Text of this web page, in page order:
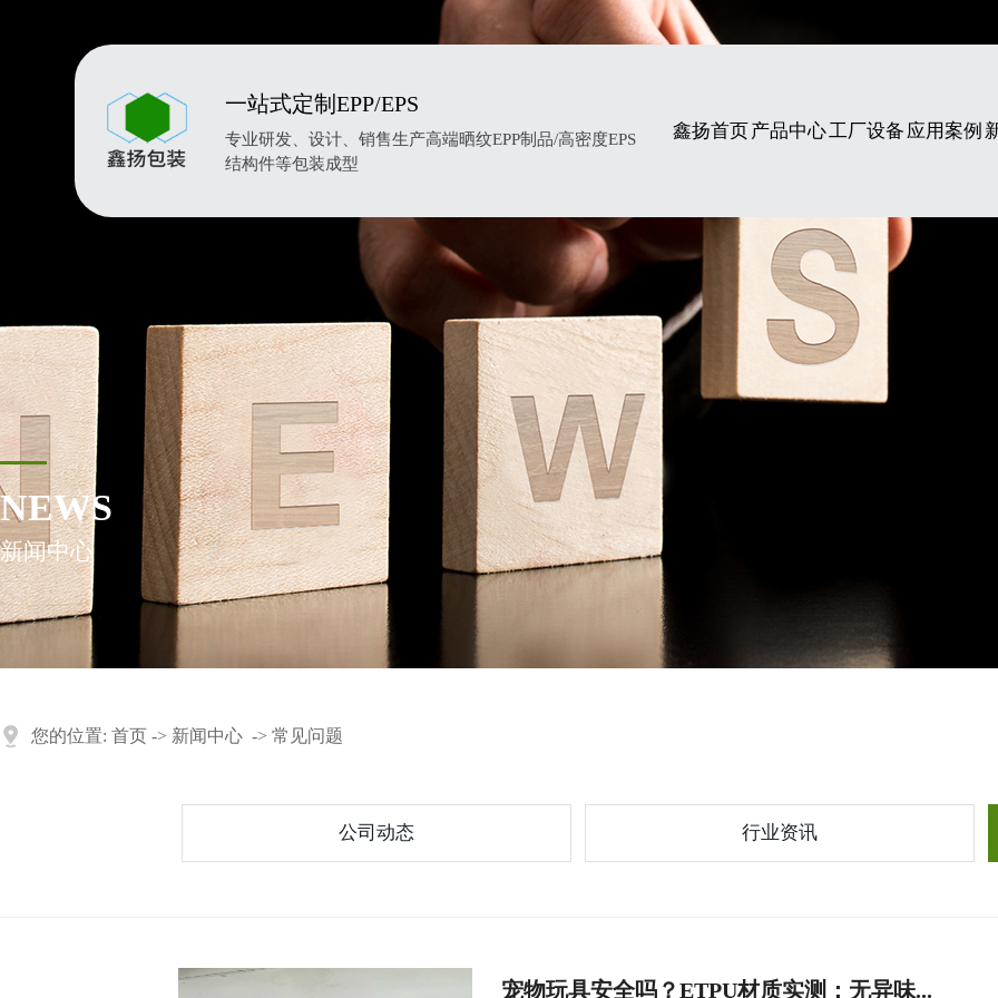
一站式定制EPP/EPS
专业研发、设计、销售生产高端晒纹EPP制品/高密度EPS
结构件等包装成型
鑫扬首页产品中心工厂设备 应用案例
NEWS
新闻中心
您的位置: 首页 -> 新闻中心 -> 常见问题
公司动态 行业资讯
宠物玩具安全吗？ETPU材质实测：无异味...